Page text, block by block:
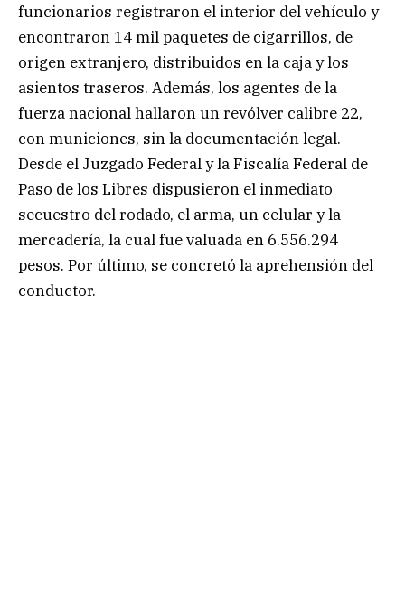
funcionarios registraron el interior del vehículo y
encontraron 14 mil paquetes de cigarrillos, de
origen extranjero, distribuidos en la caja y los
asientos traseros. Además, los agentes de la
fuerza nacional hallaron un revólver calibre 22,
con municiones, sin la documentación legal.
Desde el Juzgado Federal y la Fiscalía Federal de
Paso de los Libres dispusieron el inmediato
secuestro del rodado, el arma, un celular y la
mercadería, la cual fue valuada en 6.556.294
pesos. Por último, se concretó la aprehensión del
conductor.